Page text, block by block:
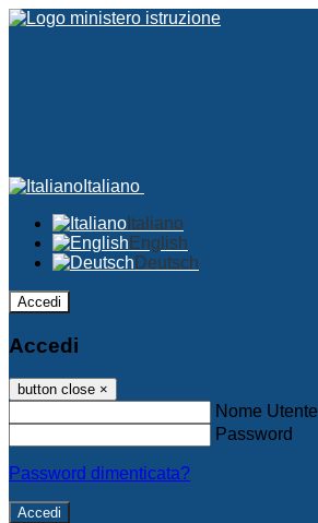
Italiano
Italiano
English
Deutsch
Accedi
Accedi
button close ×
Nome Utente
Password
Password dimenticata?